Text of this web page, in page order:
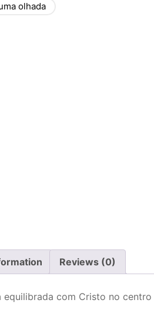
olhada
Reviews (0)
com Cristo no centro